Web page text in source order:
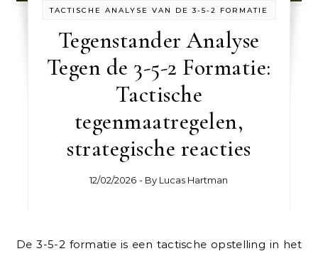
TACTISCHE ANALYSE VAN DE 3-5-2 FORMATIE
Tegenstander Analyse
Tegen de 3-5-2 Formatie:
Tactische
tegenmaatregelen,
strategische reacties
12/02/2026 - By Lucas Hartman
De 3-5-2 formatie is een tactische opstelling in het